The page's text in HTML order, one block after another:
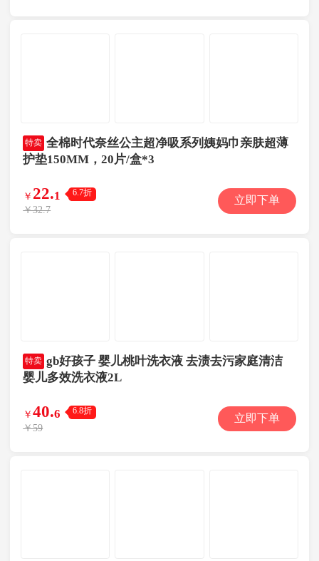
特卖 全棉时代奈丝公主超净吸系列姨妈巾亲肤超薄
护垫150MM，20片/盒*3
￥ 22.1 6.7折
￥32.7
立即下单
特卖 gb好孩子 婴儿桃叶洗衣液 去渍去污家庭清洁
婴儿多效洗衣液2L
￥40.6 6.8折
￥59
立即下单